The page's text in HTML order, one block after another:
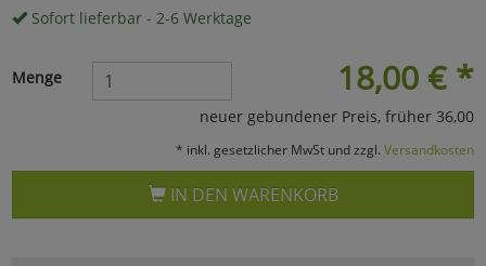
Sofort lieferbar - 2-6 Werktage
18,00 € *
Menge
neuer gebundener Preis, früher 36,00
* inkl. gesetzlicher MwSt und zzgl. Versandkosten
IN DEN WARENKORB